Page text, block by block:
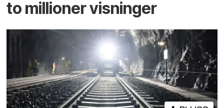
to millioner visninger